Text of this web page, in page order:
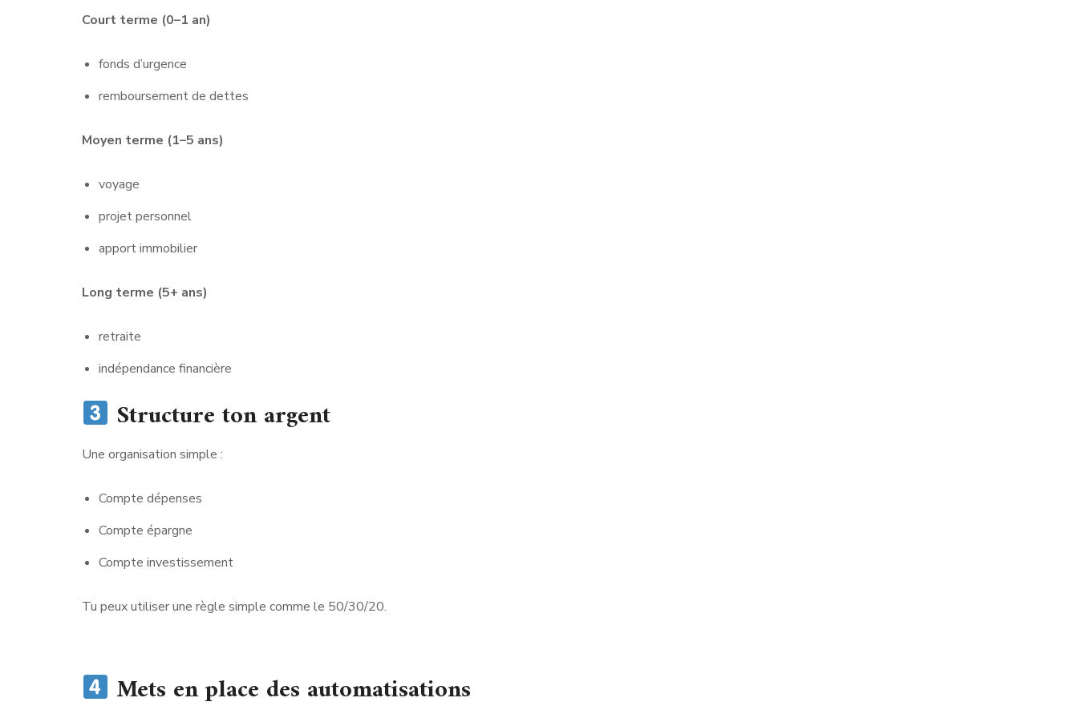
Court terme (0–1 an)
fonds d’urgence
remboursement de dettes
Moyen terme (1–5 ans)
voyage
projet personnel
apport immobilier
Long terme (5+ ans)
retraite
indépendance financière
Structure ton argent
Une organisation simple :
Compte dépenses
Compte épargne
Compte investissement
Tu peux utiliser une règle simple comme le 50/30/20.
Mets en place des automatisations